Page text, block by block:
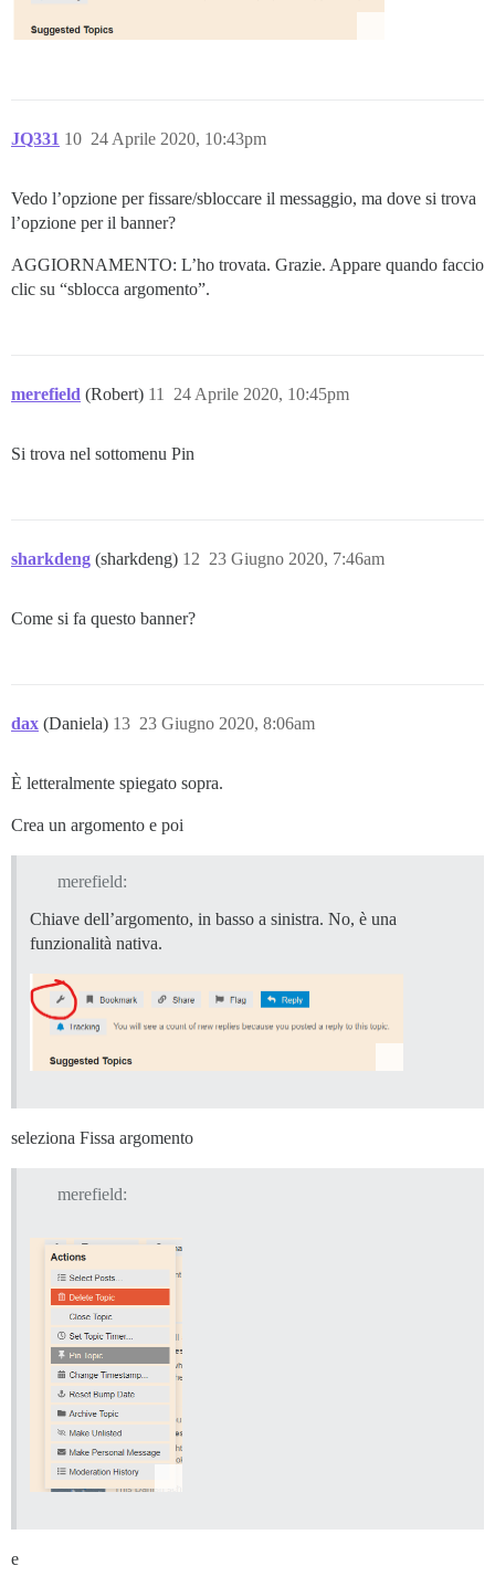
JQ331 24 Aprile 2020, 10:43pm
10
Vedo l’opzione per fissare/sbloccare il messaggio, ma dove si trova
l’opzione per il banner?
AGGIORNAMENTO: L’ho trovata. Grazie. Appare quando faccio
clic su “sblocca argomento”.
merefield (Robert) 24 Aprile 2020, 10:45pm
11
Si trova nel sottomenu Pin
sharkdeng (sharkdeng) 23 Giugno 2020, 7:46am
12
Come si fa questo banner?
dax (Daniela) 23 Giugno 2020, 8:06am
13
È letteralmente spiegato sopra.
Crea un argomento e poi
merefield:
Chiave dell’argomento, in basso a sinistra. No, è una
funzionalità nativa.
seleziona Fissa argomento
merefield:
e